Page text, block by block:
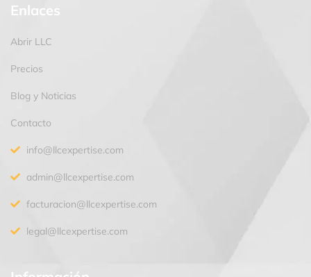
Enlaces
Abrir LLC
Precios
Blog y Noticias
Contacto
info@llcexpertise.com
admin@llcexpertise.com
facturacion@llcexpertise.com
legal@llcexpertise.com